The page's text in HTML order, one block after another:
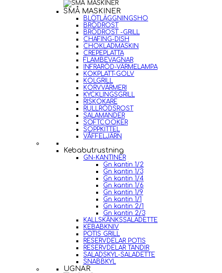
SMÅ MASKINER
BLÖTLÄGGNINGSHO
BRÖDROST
BRÖDROST -GRILL
CHAFING-DISH
CHOKLADMASKIN
CREPEPLATTA
FLAMBEVAGNAR
INFRARÖD-VÄRMELAMPA
KOKPLATT-GOLV
KOLGRILL
KORVVÄRMERI
KYCKLINGSGRILL
RISKOKARE
RULLRÖDSROST
SALAMANDER
SOFTCOOKER
SOPPKITTEL
VÅFFELJÄRN
Kebabutrustning
GN-KANTINER
Gn kantin 1/2
Gn kantin 1/3
Gn kantin 1/4
Gn kantin 1/6
Gn kantin 1/9
Gn kantin 1/1
Gn kantin 2/1
Gn kantin 2/3
KALLSKÄNKSSALADETTE
KEBABKNIV
POTIS GRILL
RESERVDELAR POTIS
RESERVDELAR TANDIR
SALADSKYL-SALADETTE
SNABBKYL
UGNAR